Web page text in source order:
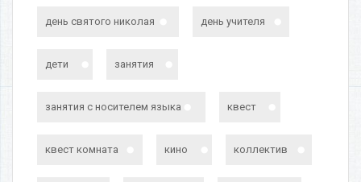
день святого николая день учителя
дети занятия
занятия с носителем языка квест
квест комната кино коллектив